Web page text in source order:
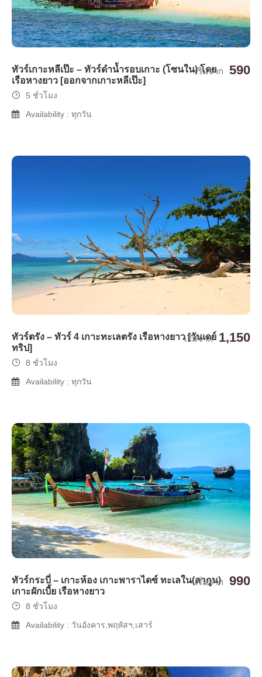
ทัวร์เกาะหลีเป๊ะ – ทัวร์ดำน้ำรอบเกาะ (โซนใน) โดย
เรือหางยาว [ออกจากเกาะหลีเป๊ะ]
เริ่มจาก 590
5 ชั่วโมง
Availability : ทุกวัน
ทัวร์ตรัง – ทัวร์ 4 เกาะทะเลตรัง เรือหางยาว [วันเดย์
ทริป]
เริ่มจาก 1,150
8 ชั่วโมง
Availability : ทุกวัน
ทัวร์กระบี่ – เกาะห้อง เกาะพาราไดซ์ ทะเลใน(ลากูน)
เกาะผักเบี้ย เรือหางยาว
เริ่มจาก 990
8 ชั่วโมง
Availability : วันอังคาร,พฤหัสฯ,เสาร์